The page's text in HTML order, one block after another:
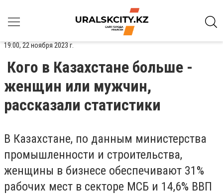
19:00, 22 ноября 2023 г.
Кого в Казахстане больше -
женщин или мужчин,
рассказали статистики
В Казахстане, по данным министерства
промышленности и строительства,
женщины в бизнесе обеспечивают 31%
рабочих мест в секторе МСБ и 14,6% ВВП